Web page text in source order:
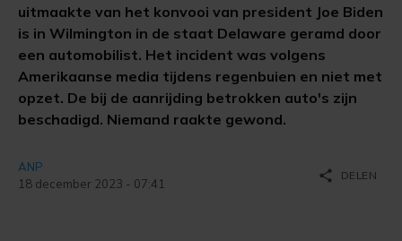
uitmaakte van het konvooi van president Joe Biden
is in Wilmington in de staat Delaware geramd door
een automobilist. Het incident was volgens
Amerikaanse media tijdens regenbuien en niet met
opzet. De bij de aanrijding betrokken auto's zijn
beschadigd. Niemand raakte gewond.
ANP
18 december 2023 - 07:41
share DELEN